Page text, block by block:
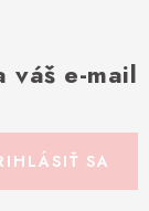
váš e-mail
SA